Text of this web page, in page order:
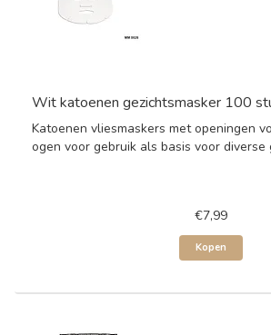
Wit katoenen gezichtsmasker 100
Katoenen vliesmaskers met openingen
ogen voor gebruik als basis voor diverse
€7,99
Kopen